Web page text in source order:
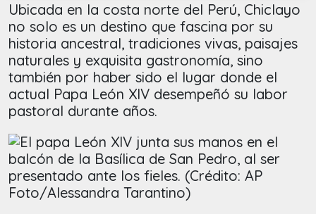
Ubicada en la costa norte del Perú, Chiclayo
no solo es un destino que fascina por su
historia ancestral, tradiciones vivas, paisajes
naturales y exquisita gastronomía, sino
también por haber sido el lugar donde el
actual Papa León XIV desempeñó su labor
pastoral durante años.